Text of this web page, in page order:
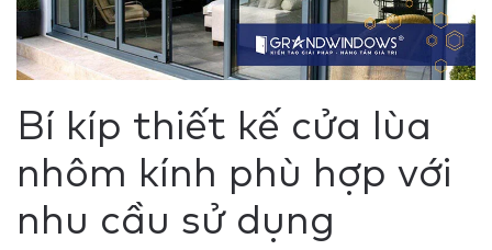
Bí kíp thiết kế cửa lùa
nhôm kính phù hợp với
nhu cầu sử dụng